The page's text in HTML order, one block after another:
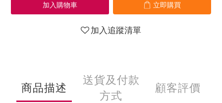
加入購物車 立即購買
加入追蹤清單
商品描述
送貨及付款
方式
顧客評價